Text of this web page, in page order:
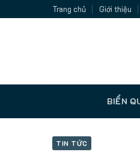
to
Trang chủ Giới thiệu
BIỂN
TIN TỨC